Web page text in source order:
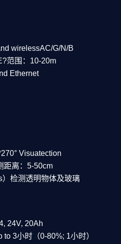
G/N/B
围：10-20m
Visuatection
距离：5-50cm
测透明物体及玻璃
20Ah
时（0-80%; 1小时）